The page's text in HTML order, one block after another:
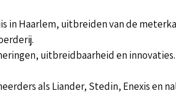
in Haarlem, uitbreiden van de
uitbreidbaarheid en
als Liander, Stedin, Enexis en